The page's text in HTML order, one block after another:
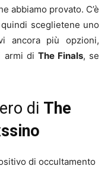
abbiamo provato. C’è
sceglietene uno
ancora più opzioni,
armi di The Finals, se
di The
di occultamento